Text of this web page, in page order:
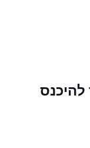
להיכנס